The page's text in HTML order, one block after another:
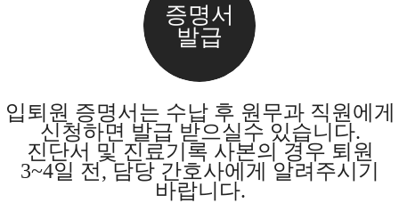
증명서
발급
입퇴원 증명서는 수납 후 원무과 직원에게
신청하면 발급 받으실수 있습니다.
진단서 및 진료기록 사본의 경우 퇴원
3~4일 전, 담당 간호사에게 알려주시기
바랍니다.